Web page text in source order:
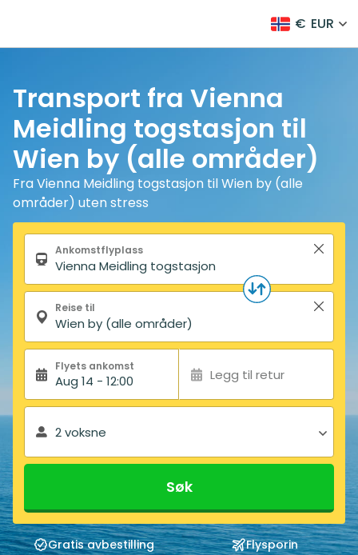
€ EUR
Transport fra Vienna
Meidling togstasjon til
Wien by (alle områder)
Fra Vienna Meidling togstasjon til Wien by (alle
områder) uten stress
Søkeskjema
Ankomstflyplass
Reise til
Flyets ankomst
Aug 14 - 12:00 Legg til retur
2 voksne
Søk
Gratis avbestilling
Flysporin